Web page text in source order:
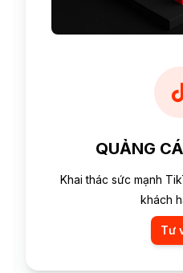
QUẢNG
Khai thác sức mạnh
khách
Tư